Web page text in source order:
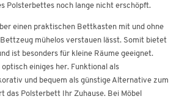
Polsterbettes noch lange nicht erschöpft.
einen praktischen Bettkasten mit und ohne
mühelos verstauen lässt. Somit bietet
ist besonders für kleine Räume geeignet.
einiges her. Funktional als
und bequem als günstige Alternative zum
das Polsterbett Ihr Zuhause. Bei Möbel